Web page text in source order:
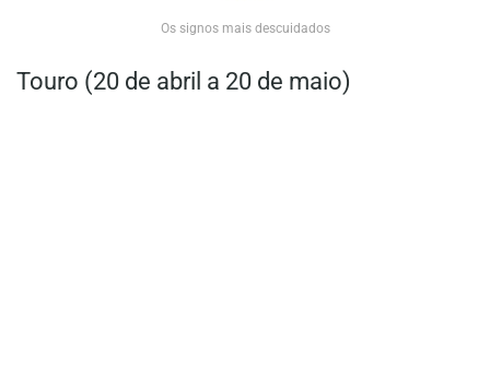
Os signos mais descuidados
Touro (20 de abril a 20 de maio)